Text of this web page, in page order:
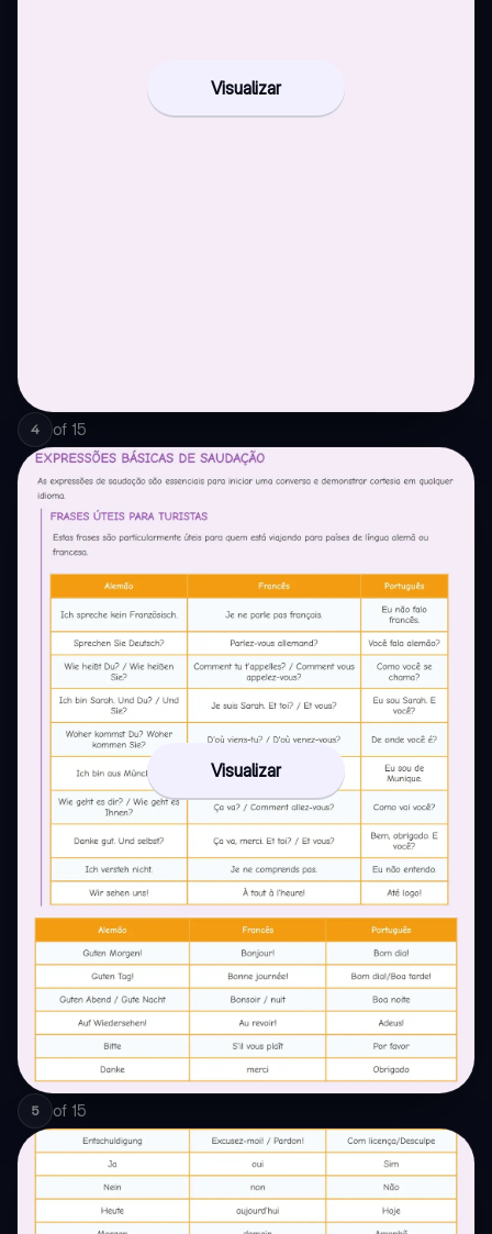
Visualizar
4 of 15
Visualizar
5 of 15